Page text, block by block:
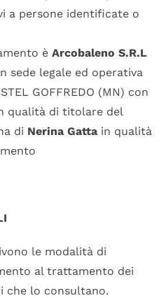
a persone identificate o
è Arcobaleno S.R.L
sede legale ed operativa
GOFFREDO (MN) con
qualità di titolare del
di Nerina Gatta in qualità
le modalità di
al trattamento dei
che lo consultano.